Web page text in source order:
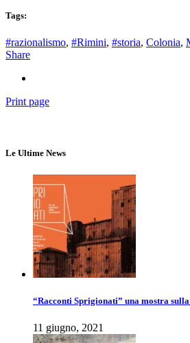
Tags:
#razionalismo, #Rimini, #storia, Colonia,
Share
Print page
Le Ultime News
“Racconti Sprigionati” una mostra
11 giugno, 2021